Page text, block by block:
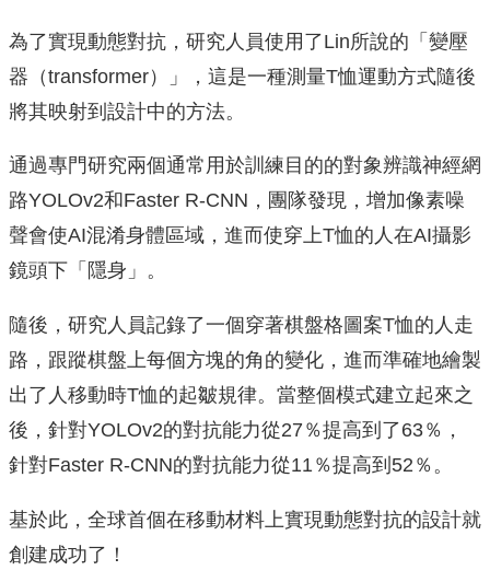
為了實現動態對抗，研究人員使用了Lin所說的「變壓
器（transformer）」，這是一種測量T恤運動方式隨後
將其映射到設計中的方法。
通過專門研究兩個通常用於訓練目的的對象辨識神經網
路YOLOv2和Faster R-CNN，團隊發現，增加像素噪
聲會使AI混淆身體區域，進而使穿上T恤的人在AI攝影
鏡頭下「隱身」。
隨後，研究人員記錄了一個穿著棋盤格圖案T恤的人走
路，跟蹤棋盤上每個方塊的角的變化，進而準確地繪製
出了人移動時T恤的起皺規律。當整個模式建立起來之
後，針對YOLOv2的對抗能力從27％提高到了63％，
針對Faster R-CNN的對抗能力從11％提高到52％。
基於此，全球首個在移動材料上實現動態對抗的設計就
創建成功了！